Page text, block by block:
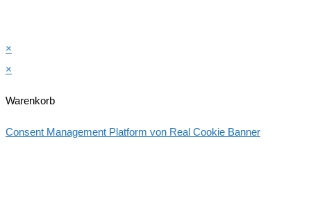
×
×
Warenkorb
Consent Management Platform von Real Cookie Banner